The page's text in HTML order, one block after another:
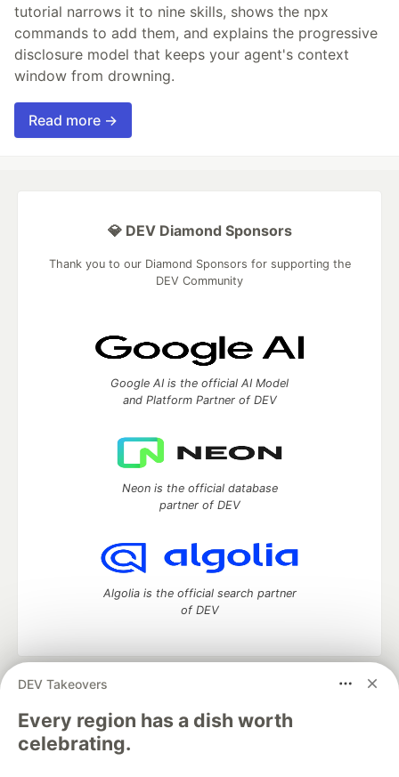
tutorial narrows it to nine skills, shows the npx
commands to add them, and explains the progressive
disclosure model that keeps your agent's context
window from drowning.
Read more →
DEV Takeovers
Every region has a dish worth
celebrating.
💎 DEV Diamond Sponsors
Thank you to our Diamond Sponsors for supporting the
DEV Community
Google AI is the official AI Model
and Platform Partner of DEV
Neon is the official database
partner of DEV
Algolia is the official search partner
of DEV
DEV Community
development and manage your software career
Home
DEV Challenges DEV++
Videos
DEV Education Tracks